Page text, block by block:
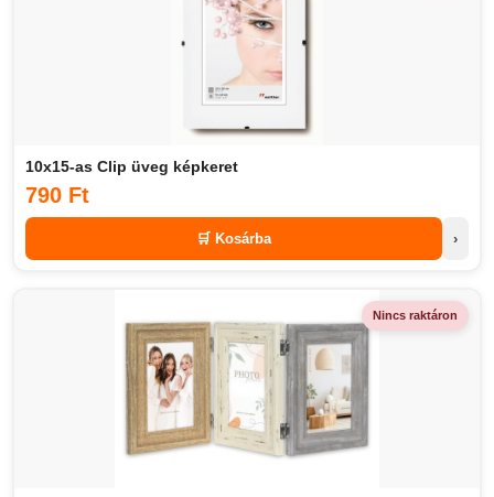
10x15-as Clip üveg képkeret
790 Ft
🛒 Kosárba ›
Nincs raktáron